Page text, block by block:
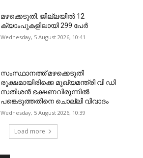
മഴക്കെടുതി: ജില്ലയിൽ 12
ക്യാംപുകളിലായി 299 പേർ
Wednesday, 5 August 2026, 10:41
സംസ്ഥാനത്ത് മഴക്കെടുതി
രൂക്ഷമായിരിക്കെ മുഖ്യമന്ത്രി വി ഡി
സതീശന്‍ ഭക്ഷണവിരുന്നില്‍
പങ്കെടുത്തതിനെ ചൊല്ലി വിവാദം
Wednesday, 5 August 2026, 10:39
Load more